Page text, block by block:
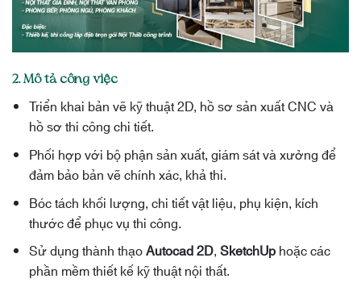
2. Mô tả công việc
Triển khai bản vẽ kỹ thuật 2D, hồ sơ sản xuất CNC và
hồ sơ thi công chi tiết.
Phối hợp với bộ phận sản xuất, giám sát và xưởng để
đảm bảo bản vẽ chính xác, khả thi.
Bóc tách khối lượng, chi tiết vật liệu, phụ kiện, kích
thước để phục vụ thi công.
Sử dụng thành thạoAutocad 2D, SketchUphoặc các
phần mềm thiết kế kỹ thuật nội thất.